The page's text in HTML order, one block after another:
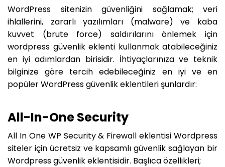
WordPress sitenizin güvenliğini sağlamak; veri
ihlallerini, zararlı yazılımları (malware) ve kaba
kuvvet (brute force) saldırılarını önlemek için
wordpress güvenlik eklenti kullanmak atabileceğiniz
en iyi adımlardan birisidir. İhtiyaçlarınıza ve teknik
bilginize göre tercih edebileceğiniz en iyi ve en
popüler WordPress güvenlik eklentileri şunlardır:
All-In-One Security
All In One WP Security & Firewall eklentisi Wordpress
siteler için ücretsiz ve kapsamlı güvenlik sağlayan bir
Wordpress güvenlik eklentisidir. Başlıca özellikleri;